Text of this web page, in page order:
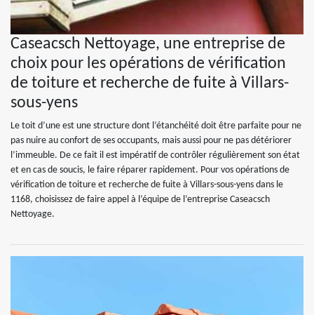
Caseacsch Nettoyage, une entreprise de
choix pour les opérations de vérification
de toiture et recherche de fuite à Villars-
sous-yens
Le toit d’une est une structure dont l’étanchéité doit être parfaite pour ne
pas nuire au confort de ses occupants, mais aussi pour ne pas détériorer
l’immeuble. De ce fait il est impératif de contrôler régulièrement son état
et en cas de soucis, le faire réparer rapidement. Pour vos opérations de
vérification de toiture et recherche de fuite à Villars-sous-yens dans le
1168, choisissez de faire appel à l’équipe de l’entreprise Caseacsch
Nettoyage.